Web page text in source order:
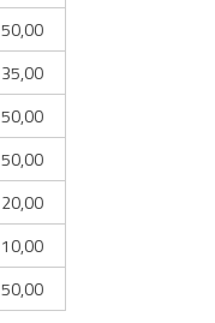
50,00
35,00
50,00
50,00
20,00
10,00
50,00